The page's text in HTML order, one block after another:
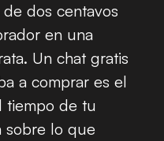
dos centavos
en una
Un chat gratis
a comprar es el
tiempo de tu
sobre lo que